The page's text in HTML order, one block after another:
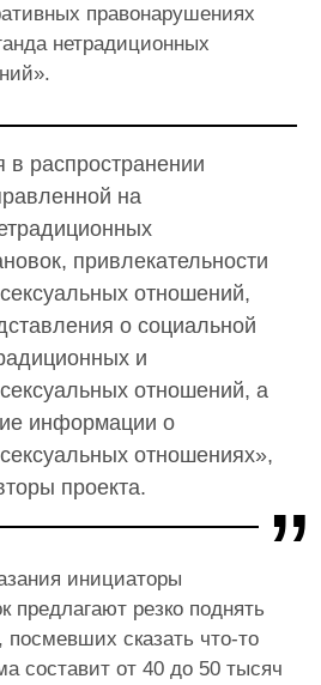
правонарушениях
нетрадиционных
распространении
на
привлекательности
отношений,
о социальной
и
отношений, а
информации о
отношениях»,
проекта.
инициаторы
предлагают резко поднять
сказать что-то
составит от 40 до 50 тысяч